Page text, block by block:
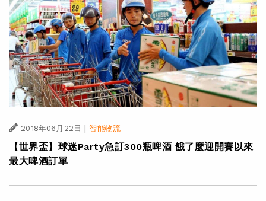
2018年06月22日 | 智能物流
【世界盃】球迷Party急訂300瓶啤酒 餓了麼迎開賽以來
最大啤酒訂單